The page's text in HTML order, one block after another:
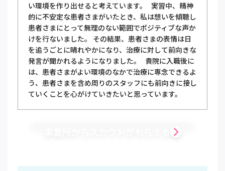
い環境を作り出せると考えています。 実習中、精神
的に不安定な患者さまがいたとき、私は想いを傾聴し
患者さまにとって無理のない範囲でポジティブな声か
けを行ないました。 その結果、患者さまの表情は日
を追うごとに晴れやかになり、治療に対して前向きな
発言が聞かれるようになりました。 貴院に入職後に
は、患者さまがよい環境のなかで治療に専念できるよ
う、患者さまを含め周りのスタッフにも前向きに接し
ていくことを心がけていきたいと思っています。